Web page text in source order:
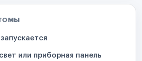
или приборная панель